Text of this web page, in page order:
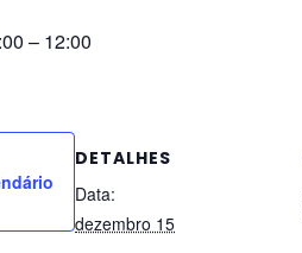
– 12:00
DETALHES
Data:
dezembro 15